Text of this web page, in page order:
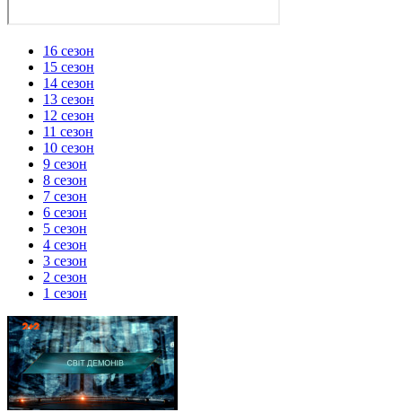
16 сезон
15 сезон
14 сезон
13 сезон
12 сезон
11 сезон
10 сезон
9 сезон
8 сезон
7 сезон
6 сезон
5 сезон
4 сезон
3 сезон
2 сезон
1 сезон